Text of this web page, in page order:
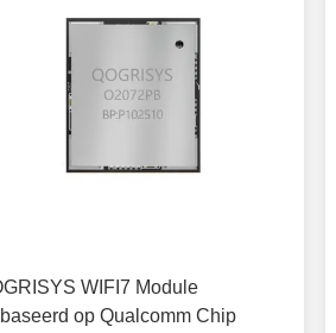
WIFI7 Module
op Qualcomm Chip